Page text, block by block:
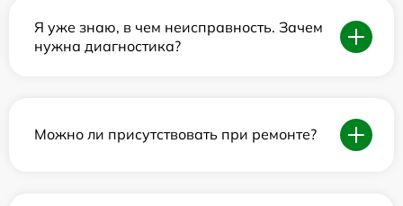
Я уже знаю, в чем неисправность. Зачем
нужна диагностика?
Можно ли присутствовать при ремонте?